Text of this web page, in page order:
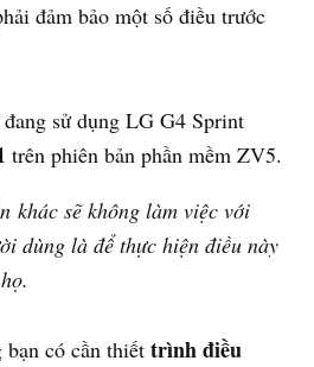
đảm bảo một số điều trước
sử dụng LG G4 Sprint
trên phiên bản phần mềm ZV5.
khác sẽ không làm việc với
dùng là để thực hiện điều này
có cần thiết trình điều